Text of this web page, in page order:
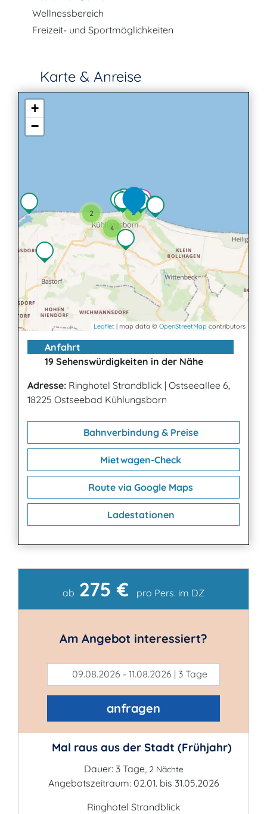
Wellnessbereich
Freizeit- und Sportmöglichkeiten
Karte & Anreise
4
2 2
+
−
Leaflet | map data © OpenStreetMap contributors
Anfahrt
19 Sehenswürdigkeiten in der Nähe
Adresse: Ringhotel Strandblick | Ostseeallee 6,
18225 Ostseebad Kühlungsborn
Bahnverbindung & Preise
Mietwagen-Check
Route via Google Maps
Ladestationen
Kontakt
ab 275 € pro Pers. im DZ
Am Angebot interessiert?
09.08.2026 - 11.08.2026 | 3 Tage
anfragen
Mal raus aus der Stadt (Frühjahr)
Dauer: 3 Tage, 2 Nächte
Angebotszeitraum: 02.01. bis 31.05.2026
Ringhotel Strandblick